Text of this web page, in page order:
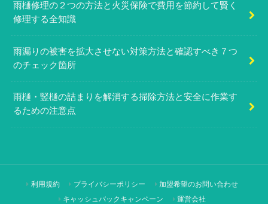
雨樋修理の２つの方法と火災保険で費用を節約して賢く
修理する全知識
雨漏りの被害を拡大させない対策方法と確認すべき７つ
のチェック箇所
雨樋・竪樋の詰まりを解消する掃除方法と安全に作業す
るための注意点
利用規約 プライバシーポリシー 加盟希望のお問い合わせ
キャッシュバックキャンペーン 運営会社